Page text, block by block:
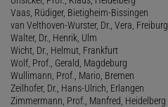
Vaas, Rüdiger, Bietigheim-Bissingen
van Velthoven-Wurster, Dr., Vera, Freiburg
Walter, Dr., Henrik, Ulm
Wicht, Dr., Helmut, Frankfurt
Wolf, Prof., Gerald, Magdeburg
Wullimann, Prof., Mario, Bremen
Zeilhofer, Dr., Hans-Ulrich, Erlangen
Zimmermann, Prof., Manfred, Heidelberg